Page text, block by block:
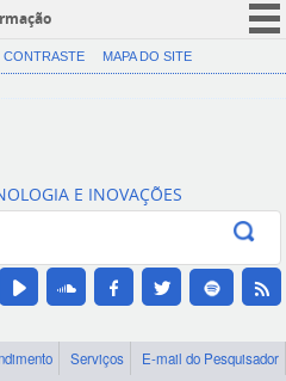
CORONAVÍRUS (COVID-19)
Canais
CONTRASTE MAPA DO SITE
E INOVAÇÕES
Serviços
E-mail do Pesquisador